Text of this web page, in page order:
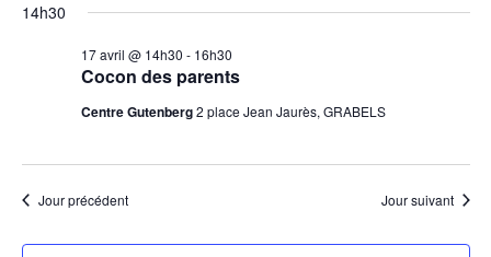
14h30
Cocon des parents
17 avril @ 14h30 - 16h30
Centre Gutenberg2 place Jean Jaurès, GRABELS
Jour précédent Jour suivant